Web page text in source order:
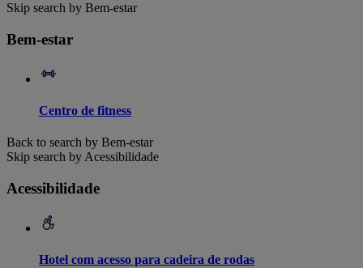
Skip search by Bem-estar
Bem-estar
Centro de fitness
Back to search by Bem-estar
Skip search by Acessibilidade
Acessibilidade
Hotel com acesso para cadeira de rodas